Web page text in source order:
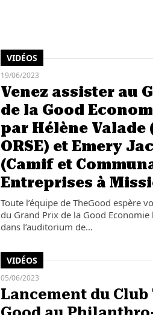
VIDÉOS
19/06/2023
Venez assister au
de la Good
par Hélène Valade
ORSE) et Emery
(Camif et
Entreprises à
Toute l’équipe de TheGood espère
du Grand Prix de la Good
dans l’auditorium de…
VIDÉOS
05/06/2023
Lancement du Club